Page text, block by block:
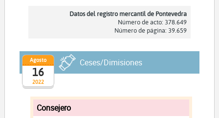
Datos del registro mercantil de Pontevedra
Número de acto: 378.649
Número de página: 39.659
2022
Agosto
16
Ceses/Dimisiones
Consejero